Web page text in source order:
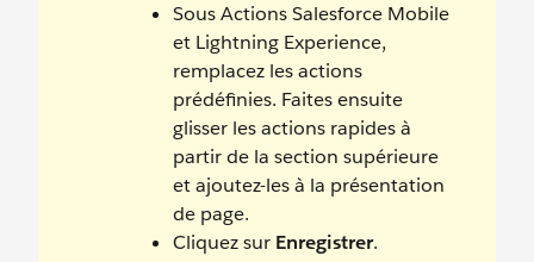
Sous Actions Salesforce Mobile
et Lightning Experience,
remplacez les actions
prédéfinies. Faites ensuite
glisser les actions rapides à
partir de la section supérieure
et ajoutez-les à la présentation
de page.
Cliquez sur Enregistrer.